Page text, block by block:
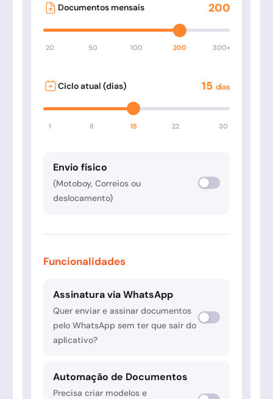
Documentos mensais 200
20 50 100 200 300+
Ciclo atual (dias) 15 dias
1 8 15 22 30
Envio físico
(Motoboy, Correios ou
deslocamento)
Funcionalidades
Assinatura via WhatsApp
Quer enviar e assinar documentos
pelo WhatsApp sem ter que sair do
aplicativo?
Automação de Documentos
Precisa criar modelos e